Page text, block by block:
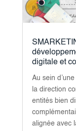
digitale et
Au sein
la direction
entités bien
alignée avec